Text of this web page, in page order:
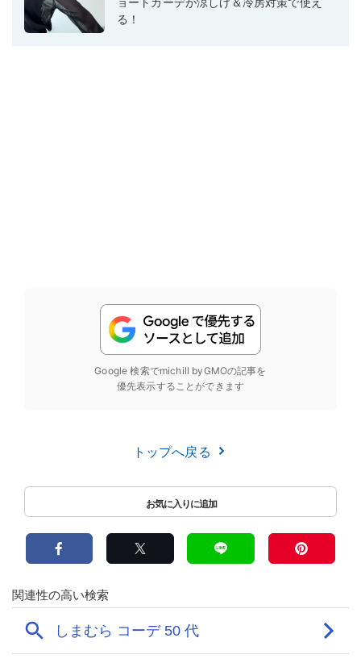
る！
Google 検索でmichill byGMOの記事を
優先表示することができます
トップへ戻る